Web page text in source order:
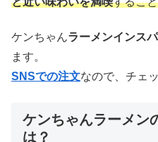
ケンちゃんラーメンインス
ます。
SNSでの注文なので、チェ
ケンちゃんラーメン
は？